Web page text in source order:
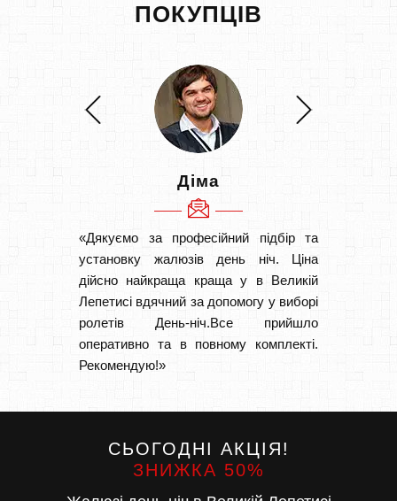
ПОКУПЦІВ
Діма
«Дякуємо за професійний підбір та
установку жалюзів день ніч. Ціна
дійсно найкраща краща у в Великій
Лепетисі вдячний за допомогу у виборі
ролетів День-ніч.Все прийшло
оперативно та в повному комплекті.
Рекомендую!»
СЬОГОДНІ АКЦІЯ!
ЗНИЖКА 50%